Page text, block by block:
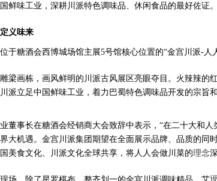
鲜味工业，深耕川派特色调味品、休闲食品的最好佐证。
义味来
于糖酒会西博城场馆主展5号馆核心位置的“金宫川派-人
梁画栋，画风鲜明的川派古风展区亮眼夺目。火辣辣的
派立足中国鲜味工业，着力巴蜀特色调味品开发的宗旨和
董事长在糖酒会经销商大会致辞中表示， “在二十大和人
大机遇。金宫川派集团期望在全面展示品牌、品质的同
美食文化、川派文化全球共享，将人人会做川菜的理念
场，除了星罗棋布、整齐划一的金宫川派调味精品、艾